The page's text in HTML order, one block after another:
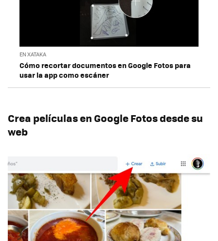
EN XATAKA
Cómo recortar documentos en Google Fotos para
usar la app como escáner
Crea películas en Google Fotos desde su
web